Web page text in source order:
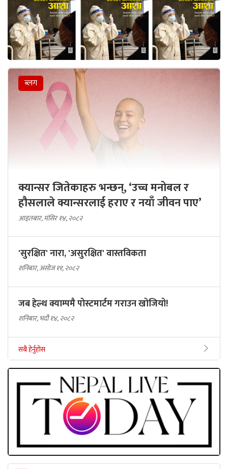
ब्लग
क्यान्सर जितेकाहरु भन्छन्, ‘उच्च मनोबल र
हौसलाले क्यान्सरलाई हराए र नयाँ जीवन पाए’
आइतबार, मंसिर १४, २०८२
'सुरक्षित' नारा, 'असुरक्षित' वास्तविकता
शनिबार, असोज ११, २०८२
जब हेल्थ क्याम्पमै पोस्टमार्टम गराउन खोजियो!
शनिबार, भदौ १४, २०८२
सबै हेर्नुहोस